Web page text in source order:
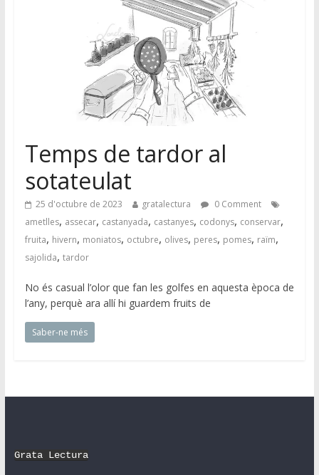
Temps de tardor al
sotateulat
25 d'octubre de 2023 gratalectura
0 Comment
ametlles, assecar, castanyada, castanyes, codonys, conservar,
fruita, hivern, moniatos, octubre, olives, peres, pomes, raïm,
sajolida, tardor
No és casual l’olor que fan les golfes en aquesta època de
l’any, perquè ara allí hi guardem fruits de
Saber-ne més
Grata Lectura